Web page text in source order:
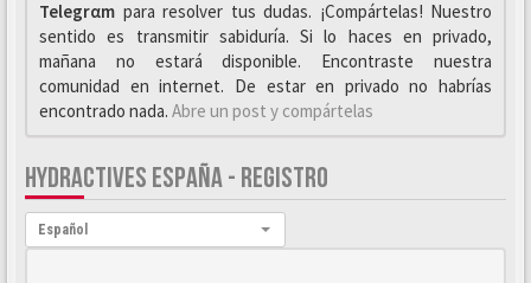
Telegrαm para resolver tus dudas. ¡Compártelas! Nuestro
sentido es transmitir sabiduría. Si lo haces en privado,
mañana no estará disponible. Encontraste nuestra
comunidad en internet. De estar en privado no habrías
encontrado nada. Abre un post y compártelas
HYDRACTIVES ESPAÑA - REGISTRO
Idioma:
Español